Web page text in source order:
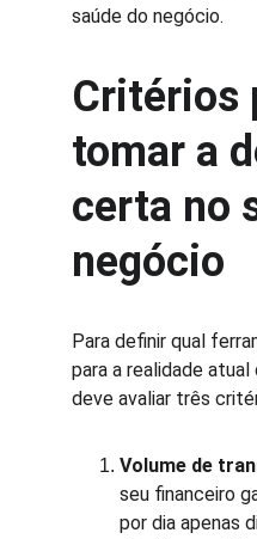
saúde do negócio.
Critérios
tomar a
certa no
negócio
Para definir qual
para a realidade
deve avaliar três
Volume de
seu financeiro
por dia apenas